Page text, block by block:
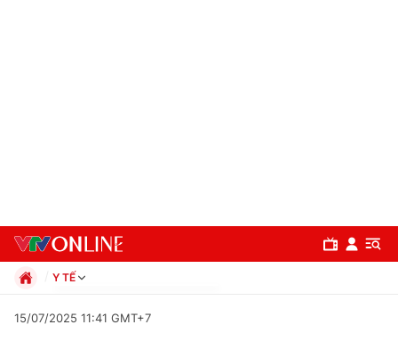
Y TẾ
Xã hội
15/07/2025 11:41 GMT+7